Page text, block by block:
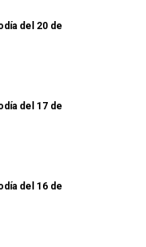
del 20 de
del 17 de
del 16 de